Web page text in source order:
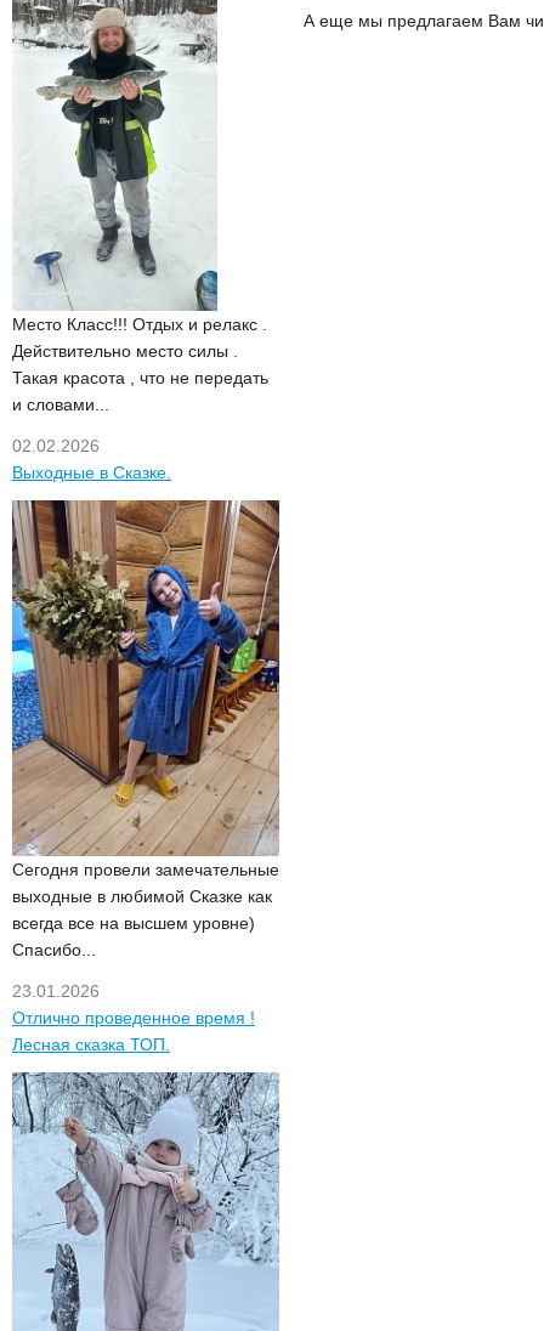
Место Класс!!! Отдых и релакс .
Действительно место силы .
Такая красота , что не передать
и словами...
02.02.2026
Выходные в Сказке.
Сегодня провели замечательные
выходные в любимой Сказке как
всегда все на высшем уровне)
Спасибо...
23.01.2026
Отлично проведенное время !
Лесная сказка ТОП.
А еще мы предлагаем Вам